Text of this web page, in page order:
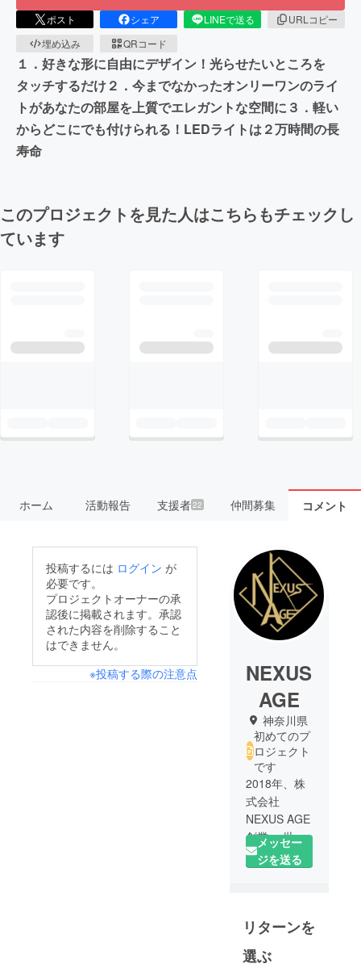
ポスト シェア LINEで送る
URLコピー
埋め込み
QRコード
１．好きな形に自由にデザイン！光らせたいところを
タッチするだけ２．今までなかったオンリーワンのライ
トがあなたの部屋を上質でエレガントな空間に３．軽い
からどこにでも付けられる！LEDライトは２万時間の長
寿命
このプロジェクトを見た人はこちらもチェックし
ています
ホーム 活動報告 支援者22 仲間募集 コメント
投稿するには ログイン が
必要です。
プロジェクトオーナーの承
認後に掲載されます。承認
された内容を削除すること
はできません。
※投稿する際の注意点
NEXUS
AGE
神奈川県
初めてのプ
ロジェクト
です
2018年、株
式会社
NEXUS AGE
創業。 世界
には、まだ
知られてい
非常に素晴
を所有して
メッセー
ジを送る
リターンを
選ぶ